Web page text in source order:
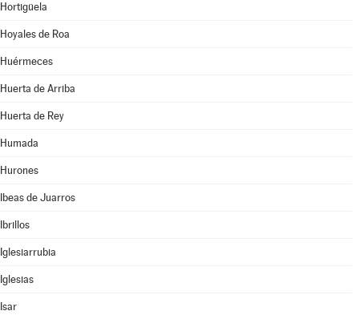
Hortigüela
Hoyales de Roa
Huérmeces
Huerta de Arriba
Huerta de Rey
Humada
Hurones
Ibeas de Juarros
Ibrillos
Iglesiarrubia
Iglesias
Isar